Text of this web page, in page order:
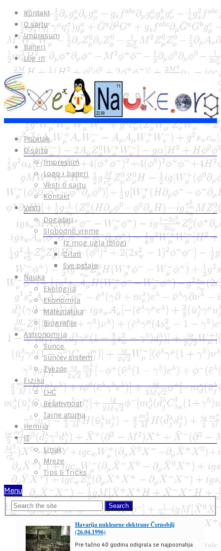
Kontakt
O sajtu
Impresum
Baneri
Log in
Početak
O sajtu
Impresum
Logo i baneri
Vesti o sajtu
Kontakt
Vesti
Događaji
Slobodno vreme
Iz mog ugla (blog)
Citati
Sve ostalo
Nauka
Ekologija
Ekonomija
Matematika
Biografije
Astronomija
Sunce
Sunčev sistem
Zvezde
Fizika
LHC
Relativnost
Tajne atoma
Hemija
IT
Linux
Mreze
Tips & Tricks
Menu
Havarija nuklearne elektrane Černobilj
(26.04.1996)
Pre tačno 40 godina odigrala se najpoznatija